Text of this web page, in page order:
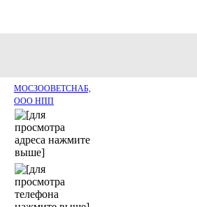
МОСЗООВЕТСНАБ,
ООО НПП